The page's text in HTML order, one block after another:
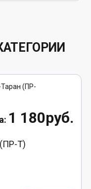
1 180руб.
Т)